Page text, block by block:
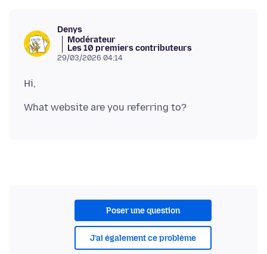
Denys
Modérateur
Les 10 premiers contributeurs
29/03/2026 04:14
Poser une question
J’ai également ce problème